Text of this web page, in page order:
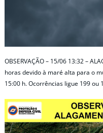
OBSERVAÇÃO – 15/06 13:32 –
horas devido à maré alta para o
15:00 h. Ocorrências ligue 199 ou